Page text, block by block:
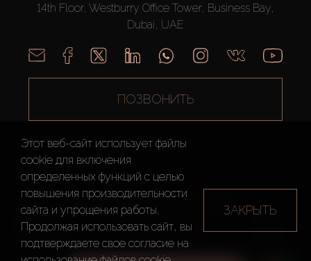
14th Floor, Westburry Office Tower, Business Bay,
Dubai, UAE
ПОЗВОНИТЬ
AX CAPITAL ©2026 Все Права Защищены
Условия
использования
конфиденциальности
сайта
Этот веб-сайт использует файлы
cookie для включения
определенных функций c целью
повышения производительности
сайта и упрощения работы.
Продолжая использовать сайт, вы
подтверждаете свое согласие на
ЗАКРЫТЬ